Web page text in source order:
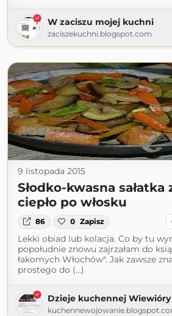
W zaciszu mojej kuchni
zaciszekuchni.blogspot.com
9 listopada 2015
Słodko-kwasna
ciepło po włosku
86 0 Zapisz
Lekki obiad lub kolacja. Co by tu
popołudnie znowu zajrzałam do
łakomych Włochów". Jak zawsze
prostego do (...)
Dzieje kuchennej Wiewióry